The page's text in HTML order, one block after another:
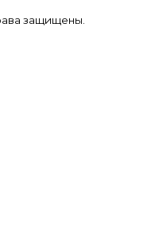
защищены.